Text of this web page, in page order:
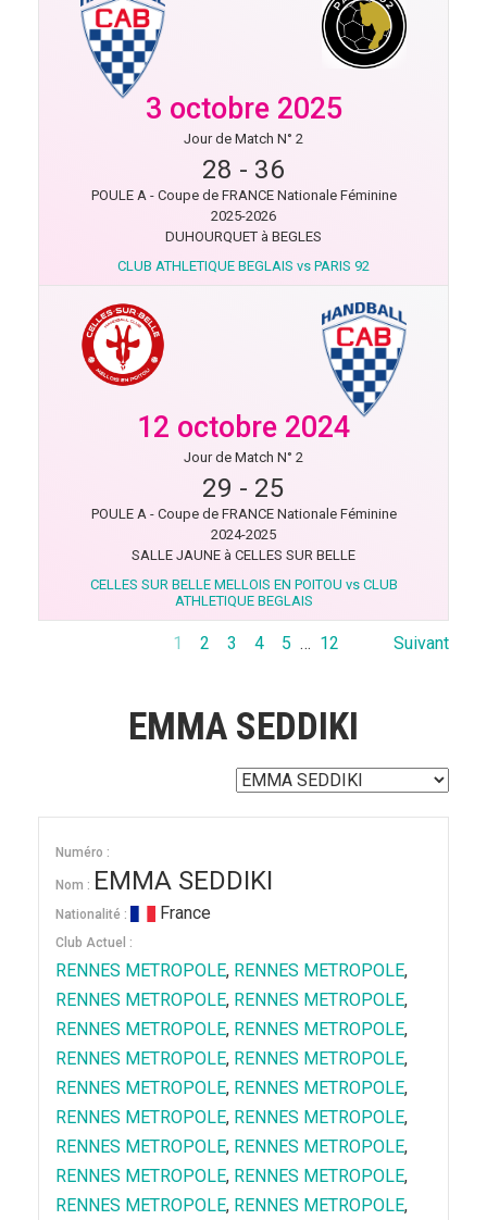
3 octobre 2025
Jour de Match N° 2
28 - 36
POULE A - Coupe de FRANCE Nationale Féminine
2025-2026
DUHOURQUET à BEGLES
CLUB ATHLETIQUE BEGLAIS vs PARIS 92
12 octobre 2024
Jour de Match N° 2
29 - 25
POULE A - Coupe de FRANCE Nationale Féminine
2024-2025
SALLE JAUNE à CELLES SUR BELLE
CELLES SUR BELLE MELLOIS EN POITOU vs CLUB
ATHLETIQUE BEGLAIS
1 2 3 4 5 … 12 Suivant
EMMA SEDDIKI
Numéro :
Nom : EMMA SEDDIKI
Nationalité : France
Club Actuel :
RENNES METROPOLE, RENNES METROPOLE,
RENNES METROPOLE, RENNES METROPOLE,
RENNES METROPOLE, RENNES METROPOLE,
RENNES METROPOLE, RENNES METROPOLE,
RENNES METROPOLE, RENNES METROPOLE,
RENNES METROPOLE, RENNES METROPOLE,
RENNES METROPOLE, RENNES METROPOLE,
RENNES METROPOLE, RENNES METROPOLE,
RENNES METROPOLE, RENNES METROPOLE,